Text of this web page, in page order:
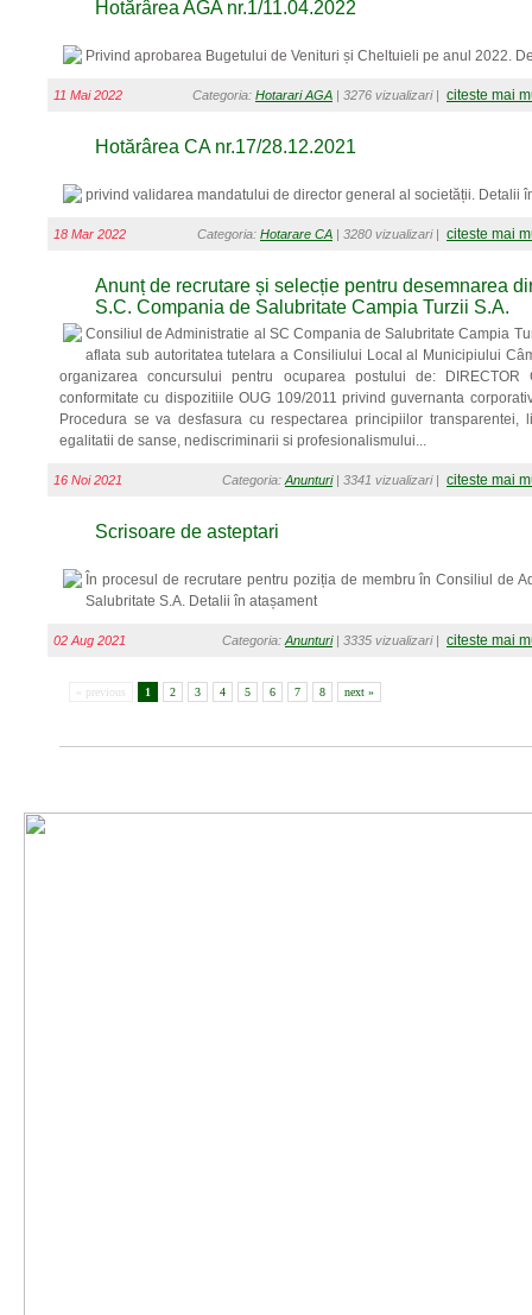
Hotărârea AGA nr.1/11.04.2022
Privind aprobarea Bugetului de Venituri și Cheltuieli pe anul 2022.
11 Mai 2022 Categoria: Hotarari AGA | 3276 vizualizari | citeste mai
Hotărârea CA nr.17/28.12.2021
privind validarea mandatului de director general al societății. Detalii
18 Mar 2022 Categoria: Hotarare CA | 3280 vizualizari | citeste mai
Anunț de recrutare și selecție pentru desemnarea
S.C. Compania de Salubritate Campia Turzii S.A.
Consiliul de Administratie al SC Compania de Salubritate Campia
aflata sub autoritatea tutelara a Consiliului Local al Municipiului
organizarea concursului pentru ocuparea postului de:
conformitate cu dispozitiile OUG 109/2011 privind guvernanta
Procedura se va desfasura cu respectarea principiilor transparentei,
egalitatii de sanse, nediscriminarii si profesionalismului...
16 Noi 2021 Categoria: Anunturi| 3341 vizualizari | citeste mai
Scrisoare de asteptari
În procesul de recrutare pentru poziția de membru în Consiliul de
Salubritate S.A. Detalii în atașament
02 Aug 2021 Categoria: Anunturi| 3335 vizualizari | citeste mai
« previous 1 2 3 4 5 6 7 8 next »